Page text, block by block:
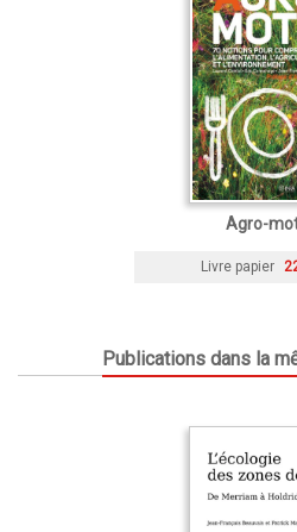
Agro-
Livre papier
Publications dans la